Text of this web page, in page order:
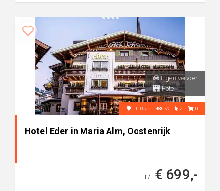
Eigen vervoer
Hotel
+0.0km 59 2 0
Hotel Eder in Maria Alm, Oostenrijk
+/- € 699,-